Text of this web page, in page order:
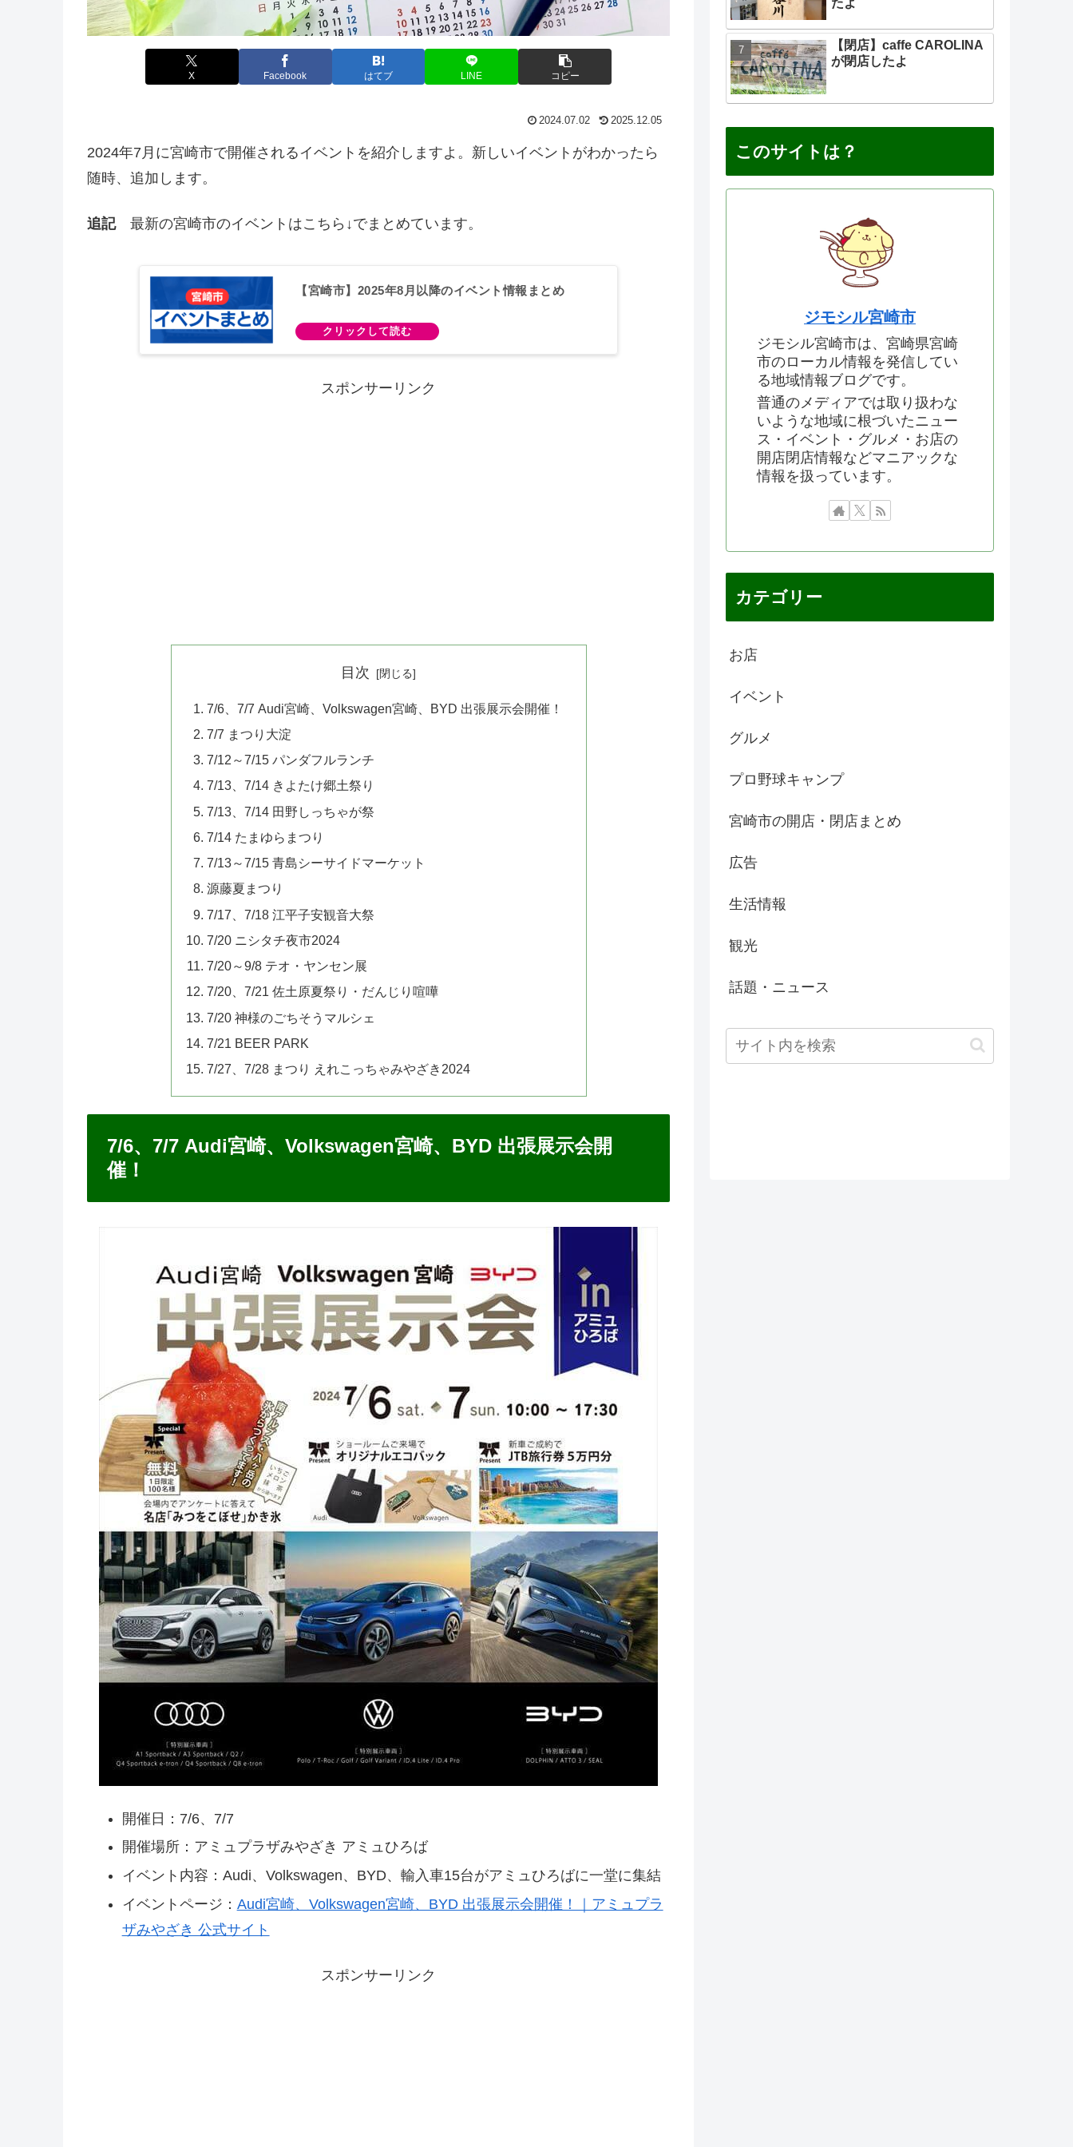
X Facebook はてブ LINE コピー
2024.07.02 2025.12.05
2024年7月に宮崎市で開催されるイベントを紹介しますよ。新しいイベントがわかったら
随時、追加します。
追記最新の宮崎市のイベントはこちら↓でまとめています。
【宮崎市】2025年8月以降のイベント情報まとめ
スポンサーリンク
目次
7/6、7/7 Audi宮崎、Volkswagen宮崎、BYD 出張展示会開催！
7/7 まつり大淀
7/12～7/15 パンダフルランチ
7/13、7/14 きよたけ郷土祭り
7/13、7/14 田野しっちゃが祭
7/14 たまゆらまつり
7/13～7/15 青島シーサイドマーケット
源藤夏まつり
7/17、7/18 江平子安観音大祭
7/20 ニシタチ夜市2024
7/20～9/8 テオ・ヤンセン展
7/20、7/21 佐土原夏祭り・だんじり喧嘩
7/20 神様のごちそうマルシェ
7/21 BEER PARK
7/27、7/28 まつり えれこっちゃみやざき2024
7/6、7/7 Audi宮崎、Volkswagen宮崎、BYD 出張展示会開
催！
開催日：7/6、7/7
開催場所：アミュプラザみやざき アミュひろば
イベント内容：Audi、Volkswagen、BYD、輸入車15台がアミュひろばに一堂に集結
イベントページ： Audi宮崎、Volkswagen宮崎、BYD 出張展示会開催！｜アミュプラ
ザみやざき 公式サイト
スポンサーリンク
たよ
【閉店】caffe CAROLINA
が閉店したよ
このサイトは？
ジモシル宮崎市
ジモシル宮崎市は、宮崎県宮崎
市のローカル情報を発信してい
る地域情報ブログです。
普通のメディアでは取り扱わな
いような地域に根づいたニュー
ス・イベント・グルメ・お店の
開店閉店情報などマニアックな
情報を扱っています。
カテゴリー
お店
イベント
グルメ
プロ野球キャンプ
宮崎市の開店・閉店まとめ
広告
生活情報
観光
話題・ニュース